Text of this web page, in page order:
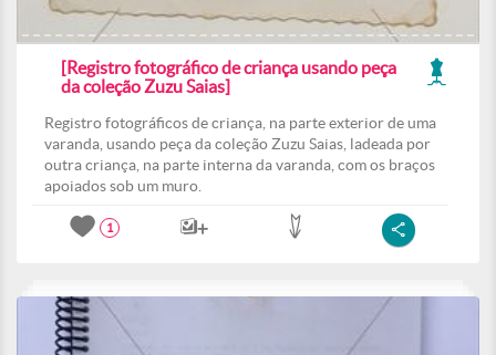
[Registro fotográfico de criança usando peça
da coleção Zuzu Saias]
Registro fotográficos de criança, na parte exterior de uma
varanda, usando peça da coleção Zuzu Saias, ladeada por
outra criança, na parte interna da varanda, com os braços
apoiados sob um muro.
1